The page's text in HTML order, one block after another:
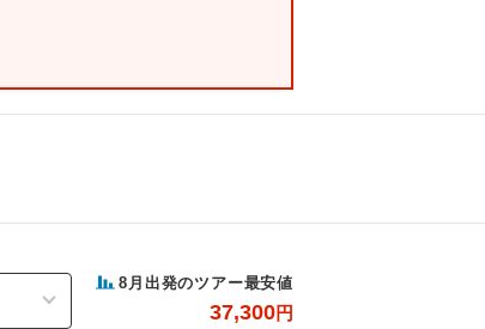
8 月出発のツアー最安値
37,300円